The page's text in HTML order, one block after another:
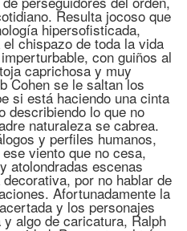
Resulta jocoso que
hipersofisticada,
chispazo de toda la vida
con guiños al
caprichosa y muy
Cohen se le saltan los
si está haciendo una cinta
describiendo lo que no
naturaleza se cabrea.
y perfiles humanos,
viento que no cesa,
atolondradas escenas
por no hablar de
Afortunadamente la
y los personajes
algo de caricatura, Ralph